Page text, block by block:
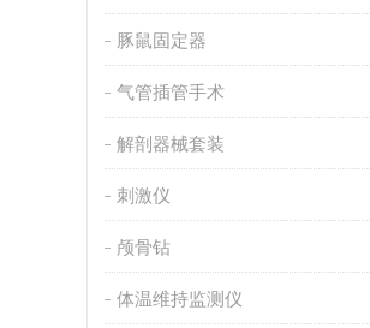
豚鼠固定器
气管插管手术
解剖器械套装
刺激仪
颅骨钻
体温维持监测仪